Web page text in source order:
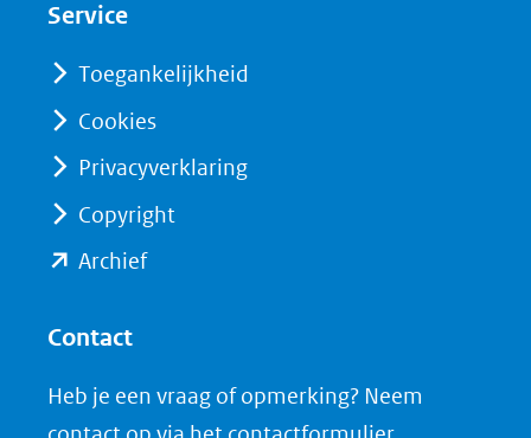
(verwijst
een
andere
website)
(verwijst
andere
Service
Toegankelijkheid
Cookies
Privacyverklaring
Copyright
Archief(opent
(verwijst
Contact
Heb je een vraag of opmerking? Neem